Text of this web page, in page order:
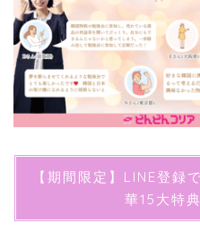
【期間限定】LINE登録
華15大特